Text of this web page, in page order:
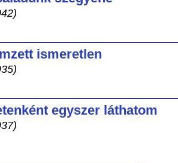
ismeretlen
egyszer láthatom